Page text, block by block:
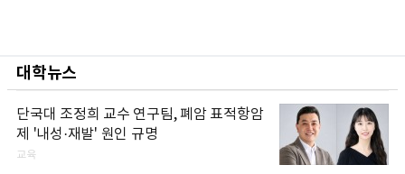
대학뉴스
단국대 조정희 교수 연구팀, 폐암 표적항암
제 '내성·재발' 원인 규명
교육